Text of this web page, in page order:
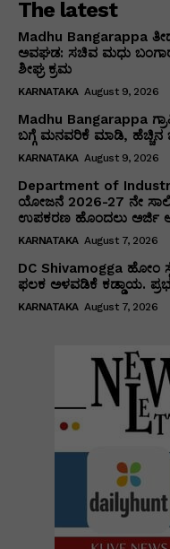
The latest
Madhu Bangarappa
ಅವಘಡ: ಸಚಿವ ಮಧು
ಶೀಘ್ರ ಕ್ರಮ
KARNATAKA August 9, 2026
Madhu Bangarappa
ಬಗ್ಗೆ ಮನವರಿಕೆ ಮಾಡಿ, ಹೆಚ್ಚಿನ
KARNATAKA August 9, 2026
Department of
ಯೋಜನೆ 2026-27 ನೇ
ಉಪಕರಣ ಹೊಂದಲು ಅರ್ಜಿ
KARNATAKA August 7, 2026
DC Shivamogga ಹೋಂ
ಫಲಕ ಅಳವಡಿಕೆ ಕಡ್ಡಾಯ.
KARNATAKA August 7, 2026